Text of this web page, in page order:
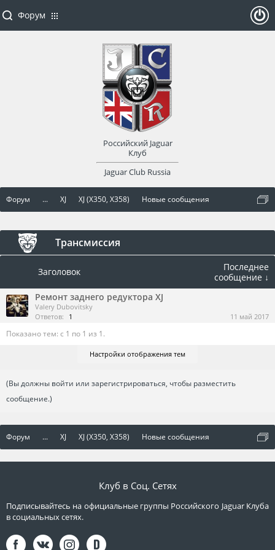
Форум ... XJ XJ (X350, X358) Новые сообщения
Трансмиссия
Заголовок
Последнее
сообщение ↓
Ремонт заднего редуктора XJ
Valery Dubovitsky
Ответов:
1 11 май 2017
Показано тем: с 1 по 1 из 1.
Настройки отображения тем
(Вы должны войти или зарегистрироваться, чтобы разместить
сообщение.)
Форум ... XJ XJ (X350, X358) Новые сообщения
Форум
Российский Jaguar
Клуб
Jaguar Club Russia
оват
Клуб в Соц. Сетях
Подписывайтесь на официальные группы Российского Jaguar Клуба
в социальных сетях.